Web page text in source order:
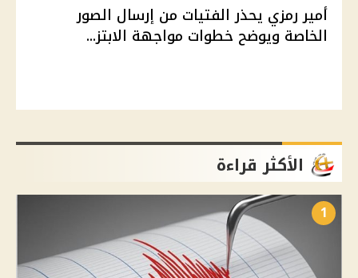
أمير رمزي يحذر الفتيات من إرسال الصور
الخاصة ويوضح خطوات مواجهة الابتز...
الأكثر قراءة
1